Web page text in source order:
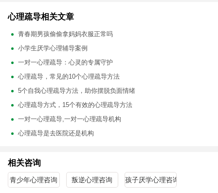
心理疏导相关文章
青春期男孩偷偷拿妈妈衣服正常吗
小学生厌学心理辅导案例
一对一心理疏导：心灵的专属守护
心理疏导，常见的10个心理疏导方法
5个自我心理疏导方法，助你摆脱负面情绪
心理疏导方式，15个有效的心理疏导方法
一对一心理疏导,一对一心理疏导机构
心理疏导是去医院还是机构
相关咨询
青少年心理咨询 叛逆心理咨询 孩子厌学心理咨询